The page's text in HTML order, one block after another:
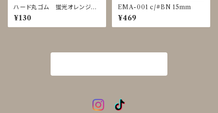
ハード丸ゴム 蛍光オレンジ
ｍ単位で切り売り
¥130
EMA-001 c/#BN 15mm
¥469